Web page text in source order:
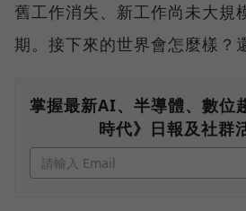
舊工作消失、新工作尚未大規
期。接下來的世界會怎麼樣？
掌握最新AI、半導體、數位
時代》日報及社群